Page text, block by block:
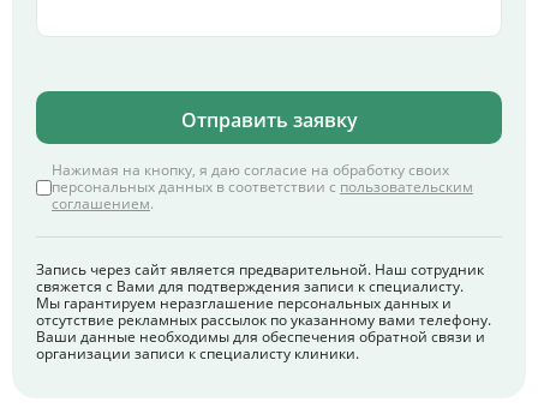
Отправить заявку
Нажимая на кнопку, я даю согласие на обработку своих
персональных данных в соответствии с пользовательским
соглашением.
Запись через сайт является предварительной. Наш сотрудник
свяжется с Вами для подтверждения записи к специалисту.
Мы гарантируем неразглашение персональных данных и
отсутствие рекламных рассылок по указанному вами телефону.
Ваши данные необходимы для обеспечения обратной связи и
организации записи к специалисту клиники.